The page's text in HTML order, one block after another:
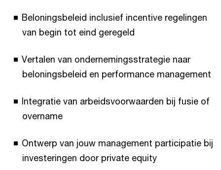
Beloningsbeleid inclusief incentive regelingen
van begin tot eind geregeld
Vertalen van ondernemingsstrategie naar
beloningsbeleid en performance management
Integratie van arbeidsvoorwaarden bij fusie of
overname
Ontwerp van jouw management participatie bij
investeringen door private equity